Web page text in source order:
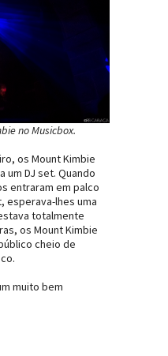
no Musicbox.
os Mount Kimbie
um DJ set. Quando
entraram em palco
esperava-lhes uma
totalmente
os Mount Kimbie
cheio de
muito bem